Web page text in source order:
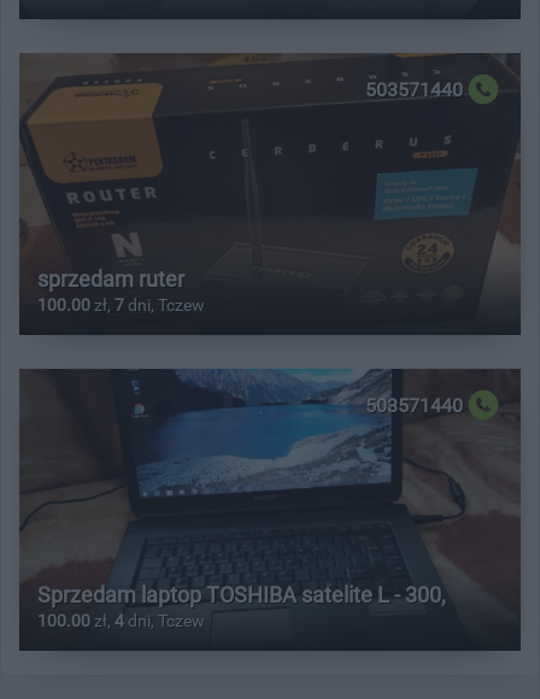
503571440
sprzedam ruter
100.00 zł, 7 dni, Tczew
503571440
Sprzedam laptop TOSHIBA satelite L - 300,
100.00 zł, 4 dni, Tczew